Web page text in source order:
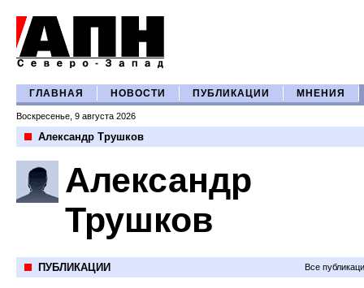
ГЛАВНАЯ НОВОСТИ ПУБЛИКАЦИИ МНЕНИЯ
Воскресенье, 9 августа 2026
Александр Трушков
Александр
Трушков
ПУБЛИКАЦИИ Все